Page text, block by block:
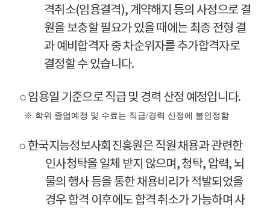
격취소(임용결격), 계약해지 등의 사정으로 결
원을 보충할 필요가 있을 때에는 최종 전형 결
과 예비합격자 중 차순위자를 추가합격자로
결정할 수 있습니다.
○ 임용일 기준으로 직급 및 경력 산정 예정입니다.
※ 학위 졸업예정 및 수료는 직급/경력 산정에 불인정함
○ 한국지능정보사회진흥원은 직원 채용과 관련한
인사청탁을 일체 받지 않으며, 청탁, 압력, 뇌
물의 행사 등을 통한 채용비리가 적발되었을
경우 합격 이후에도 합격 취소가 가능하며 사